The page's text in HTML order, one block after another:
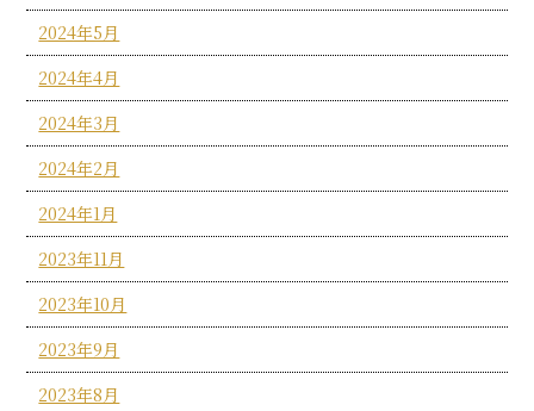
2024年5月
2024年4月
2024年3月
2024年2月
2024年1月
2023年11月
2023年10月
2023年9月
2023年8月